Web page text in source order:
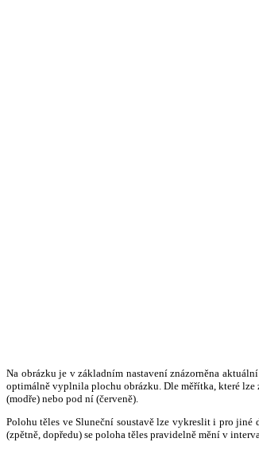
Na obrázku je v základním nastavení znázorněna
optimálně vyplnila plochu obrázku. Dle měřítka, které
(modře) nebo pod ní (červeně).
Polohu těles ve Sluneční soustavě lze vykreslit i pro jiné
(zpětně, dopředu) se poloha těles pravidelně mění v